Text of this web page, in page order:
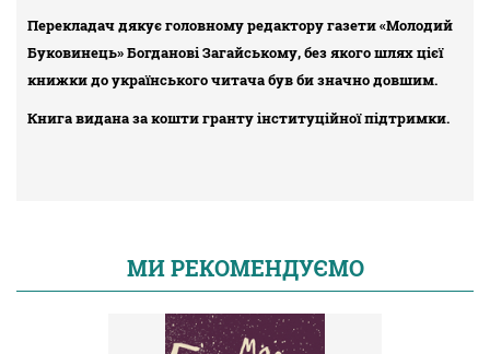
Перекладач дякує головному редактору газети «Молодий
Буковинець» Богданові Загайському, без якого шлях цієї
книжки до українського читача був би значно довшим.
Книга видана за кошти гранту інституційної підтримки.
МИ РЕКОМЕНДУЄМО